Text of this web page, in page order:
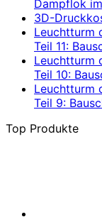
Dampflok
3D-
Leuchtturm
Teil 11:
Leuchtturm
Teil 10:
Leuchtturm
Teil 9:
Top Produkte